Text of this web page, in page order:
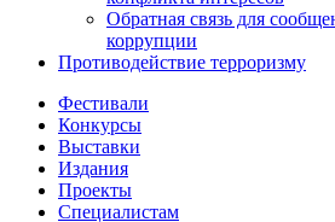
Обратная связь для
коррупции
Противодействие терроризму
Фестивали
Конкурсы
Выставки
Издания
Проекты
Специалистам